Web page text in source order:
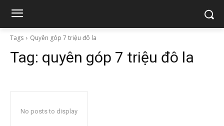
Tags Quyên góp 7 triệu đô la
Tag: quyên góp 7 triệu đô la
No posts to display